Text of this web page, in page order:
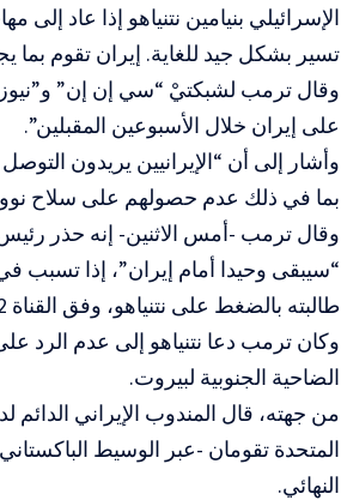
الإسرائيلي بنيامين نتنياهو إذا عاد
تسير بشكل جيد للغاية. إيران تقوم
وقال ترمب لشبكتيْ “سي إن إن” و”نيوز
على إيران خلال الأسبوعين المقبلين”.
وأشار إلى أن “الإيرانيين يريدون
بما في ذلك عدم حصولهم على سلاح
وقال ترمب -أمس الاثنين- إنه حذر رئيس
طالبته بالضغط على نتنياهو، وفق القناة 12 الإسرائيلية.
وكان ترمب دعا نتنياهو إلى عدم الرد
الضاحية الجنوبية لبيروت.
من جهته، قال المندوب الإيراني الدائم
المتحدة تقومان -عبر الوسيط
النهائي.